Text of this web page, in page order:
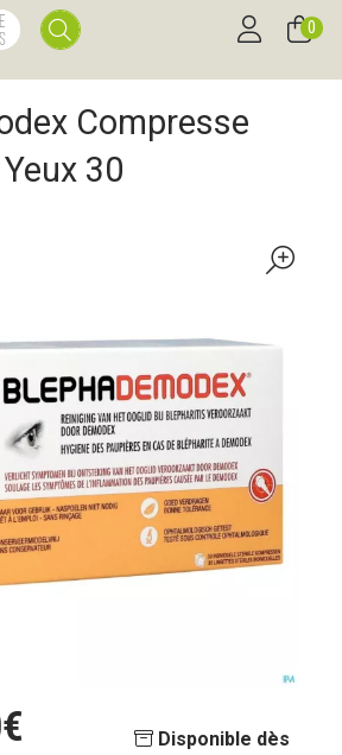
0
Compresse
30
€
Disponible dès